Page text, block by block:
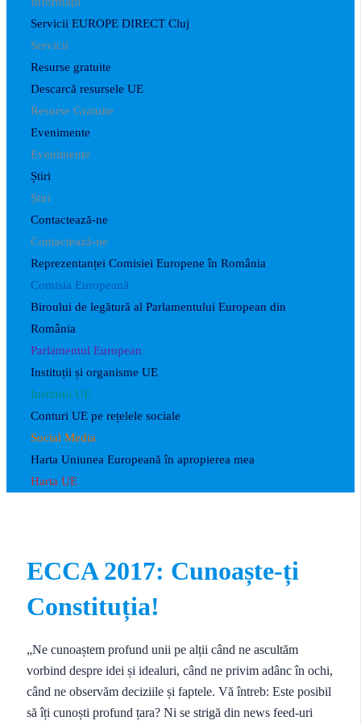
Servicii EUROPE DIRECT Cluj
Servicii
Resurse gratuite
Descarcă resursele UE
Resurse Gratuite
Evenimente
Evenimente
Știri
Știri
Contactează-ne
Contactează-ne
Reprezentanței Comisiei Europene în România
Comisia Europeană
Biroului de legătură al Parlamentului European din
România
Parlamentul European
Instituții și organisme UE
Instituții UE
Conturi UE pe rețelele sociale
Social Media
Harta Uniunea Europeană în apropierea mea
Harta UE
ECCA 2017: Cunoaște-ți
Constituția!
„Ne cunoaștem profund unii pe alții când ne ascultăm
vorbind despre idei și idealuri, când ne privim adânc în ochi,
când ne observăm deciziile și faptele. Vă întreb: Este posibil
să îți cunoști profund țara? Ni se strigă din news feed-uri